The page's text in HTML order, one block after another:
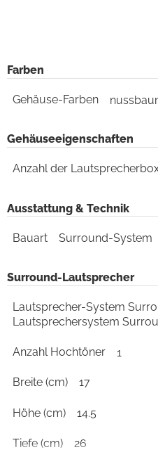
Farben
Gehäuse-Farben
Gehäuseeigenschaften
Anzahl der
Ausstattung & Technik
Bauart Surround-System
Surround-Lautsprecher
Lautsprecher-System
Lautsprechersystem
Anzahl Hochtöner 1
Breite (cm) 17
Höhe (cm) 14.5
Tiefe (cm) 26